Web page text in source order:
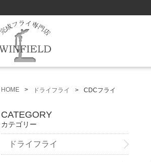
HOME ドライフライ CDCフライ
CATEGORY
カテゴリー
ドライフライ